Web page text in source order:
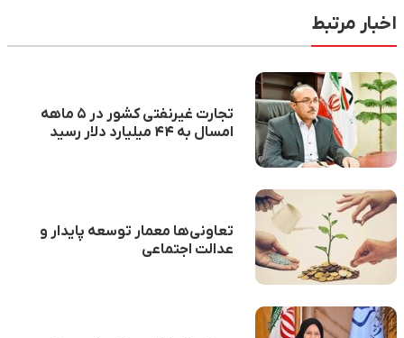
اخبار مرتبط
تجارت غیرنفتی کشور در ۵ ماهه
امسال به ۴۴ میلیارد دلار رسید
تعاونی‌ها معمار توسعه پایدار و
عدالت اجتماعی